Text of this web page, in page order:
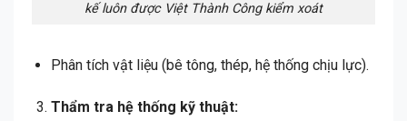
kế luôn được Việt Thành Công kiểm xoát
Phân tích vật liệu (bê tông, thép, hệ thống chịu lực).
Thẩm tra hệ thống kỹ thuật: